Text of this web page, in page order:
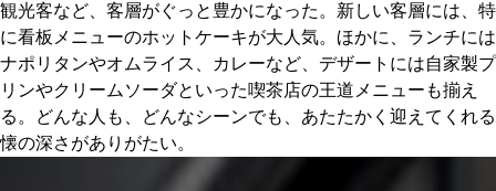
観光客など、客層がぐっと豊かになった。新しい客層には、特
に看板メニューのホットケーキが大人気。ほかに、ランチには
ナポリタンやオムライス、カレーなど、デザートには自家製プ
リンやクリームソーダといった喫茶店の王道メニューも揃え
る。どんな人も、どんなシーンでも、あたたかく迎えてくれる
懐の深さがありがたい。